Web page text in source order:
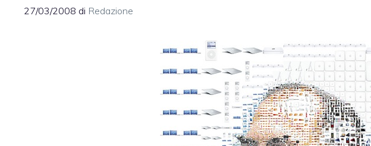
27/03/2008 di Redazione